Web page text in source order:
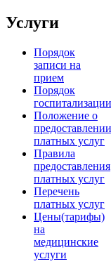
Услуги
Порядок
записи на
прием
Порядок
госпитализации
Положение о
предоставлении
платных услуг
Правила
предоставления
платных услуг
Перечень
платных услуг
Цены(тарифы)
на
медицинские
услуги